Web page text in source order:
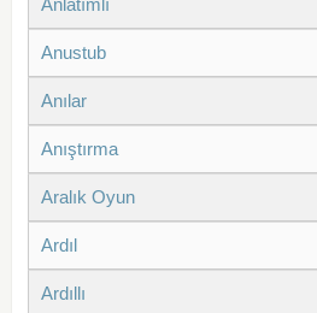
Anlatımlı
Anustub
Anılar
Anıştırma
Aralık Oyun
Ardıl
Ardıllı